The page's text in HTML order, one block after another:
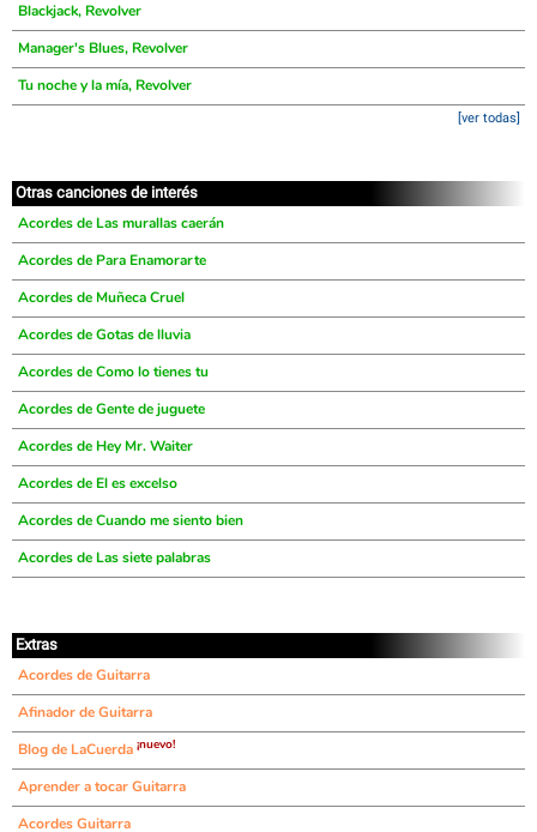
Blackjack, Revolver
Manager's Blues, Revolver
Tu noche y la mía, Revolver
[ver todas]
Otras canciones de interés
Acordes de Las murallas caerán
Acordes de Para Enamorarte
Acordes de Muñeca Cruel
Acordes de Gotas de lluvia
Acordes de Como lo tienes tu
Acordes de Gente de juguete
Acordes de Hey Mr. Waiter
Acordes de El es excelso
Acordes de Cuando me siento bien
Acordes de Las siete palabras
Extras
Acordes de Guitarra
Afinador de Guitarra
Blog de LaCuerda ¡nuevo!
Aprender a tocar Guitarra
Acordes Guitarra